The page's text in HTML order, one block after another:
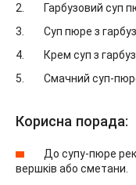
Гарбузовий суп
Суп пюре з
Крем суп з
Смачний суп-
Корисна порада:
До супу-пюре
вершків або сметани.